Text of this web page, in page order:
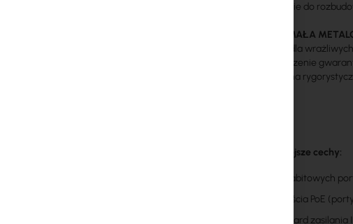
rozwiązanie do
WYTRZYMAŁA
Ochronę dla
zabezpieczenie
bazujące na
Najważniejsze cechy:
5 gigabitowych
4 wyjścia PoE
standard zasilania